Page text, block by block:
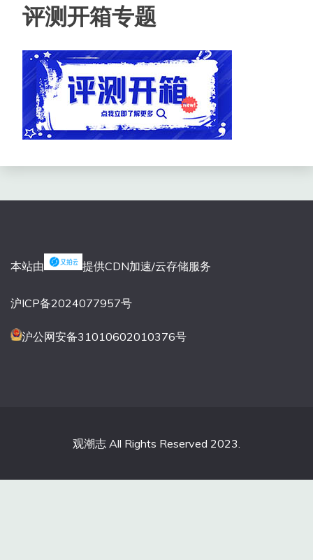
评测开箱专题
本站由 提供CDN加速/云存储服务
沪ICP备2024077957号
沪公网安备31010602010376号
观潮志 All Rights Reserved 2023.